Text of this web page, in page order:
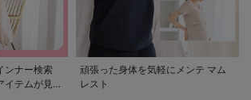
ンナー検索
イテムが見つ
頑張った身体を気軽にメンテ マム
レスト